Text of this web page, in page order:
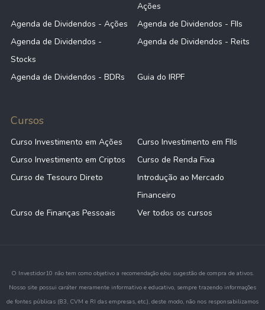
Ações
Agenda de Dividendos - Ações
Agenda de Dividendos - FIIs
Agenda de Dividendos -
Stocks
Agenda de Dividendos - Reits
Agenda de Dividendos - BDRs Guia do IRPF
Cursos
Curso Investimento em Ações
Curso Investimento em FIIs
Curso Investimento em Criptos
Curso de Renda Fixa
Curso de Tesouro Direto
Introdução ao Mercado
Financeiro
Curso de Finanças Pessoais
Ver todos os cursos
O Investidor10 não tem como objetivo a recomendação e/ou sugestão de compra de ativos.
Nosso site possui caráter meramente informativo e educativo, sempre trazendo informações
de fontes públicas (B3, CVM e RI das empresas, etc.), deste modo, não nos responsabilizamos